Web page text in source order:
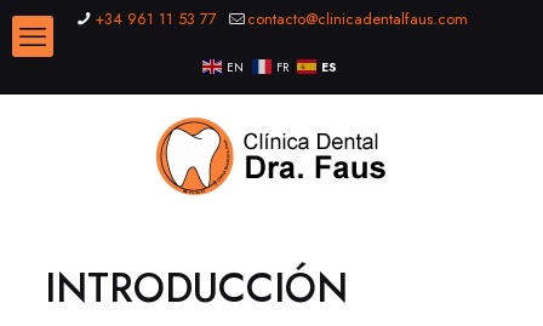
+34 961 11 53 77 contacto@clinicadentalfaus.com
EN FR ES
INTRODUCCIÓN